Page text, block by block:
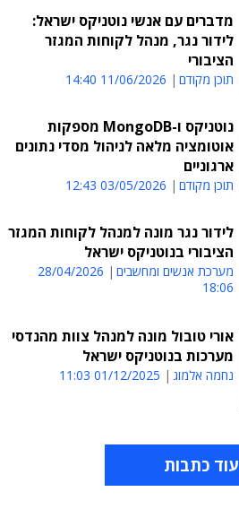
מדברים עם אנשי נוטניקס ישראל:
לידור נגר, מנהל לקוחות המגזר
הציבורי
תוכן מקודם 11/06/2026 14:40
נוטניקס ו-MongoDB מספקות
אוטומציה מלאה לניהול מסדי נתונים
ארגוניים
תוכן מקודם 03/05/2026 12:43
לידור נגר מונה למנהל לקוחות המגזר
הציבורי בנוטניקס ישראל
מערכת אנשים ומחשבים
28/04/2026
18:06
אורי טובול מונה למנהל צוות מהנדסי
מערכות בנוטניקס ישראל
נחמה אלמוג 01/12/2025 11:03
עוד כתבות